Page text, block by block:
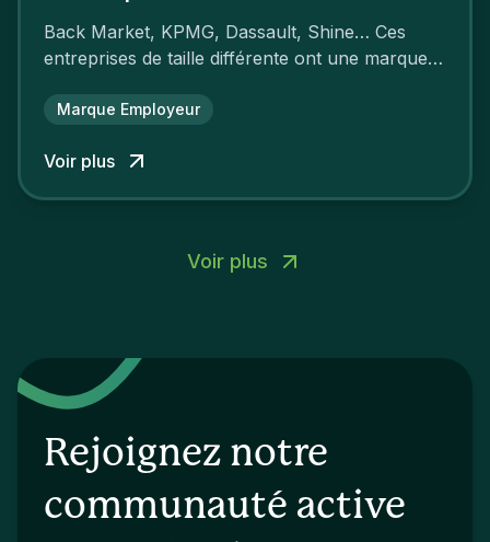
Back Market, KPMG, Dassault, Shine… Ces
entreprises de taille différente ont une marque
attractivité et une fidélisation à faire pâlir leurs
Marque Employeur
Voir plus
Voir plus
Rejoignez notre
communauté active